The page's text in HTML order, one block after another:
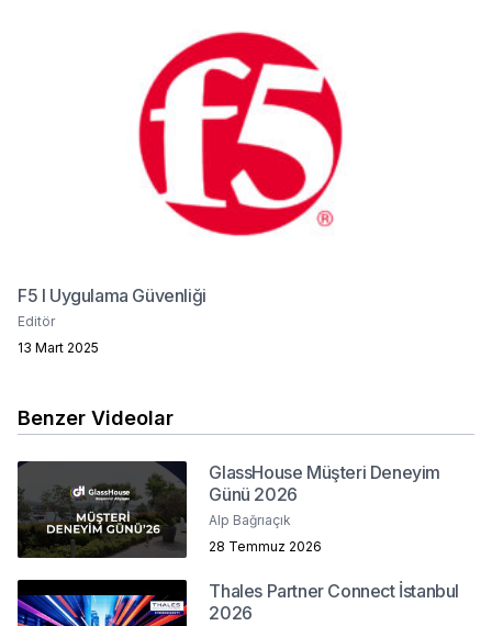
F5 I Uygulama Güvenliği
Editör
13 Mart 2025
Benzer Videolar
GlassHouse Müşteri Deneyim
Günü 2026
Alp Bağrıaçık
28 Temmuz 2026
Thales Partner Connect İstanbul
2026